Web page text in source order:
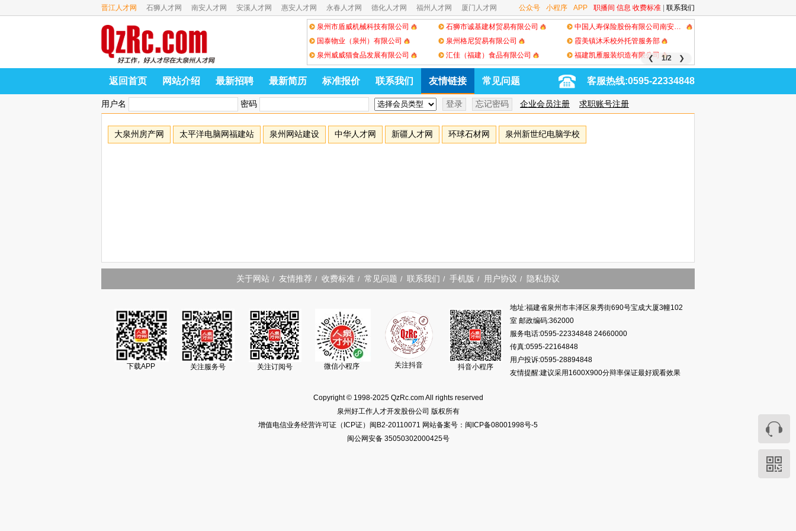
公众号 小程序 APP 职播间 信息 收费标准 联系我们
晋江人才网 石狮人才网 南安人才网 安溪人才网 惠安人才网 永春人才网 德化人才网 福州人才网 厦门人才网
泉州市盾威机械科技有限公司 石狮市诚基建材贸易有限公司
中国人寿保险股份有限公司南安市支公司
国泰物业（泉州）有限公司
泉州格尼贸易有限公司
霞美镇沐禾校外托管服务部
泉州威威猫食品发展有限公司
汇佳（福建）食品有限公司 福建凯雁服装织造有限公司
❮ 1/2 ❯
客服热线:0595-22334848
返回首页 网站介绍 最新招聘 最新简历 标准报价 联系我们 友情链接 常见问题
用户名 密码 企业会员注册 求职账号注册
大泉州房产网 太平洋电脑网福建站 泉州网站建设 中华人才网 新疆人才网 环球石材网 泉州新世纪电脑学校
关于网站 / 友情推荐 / 收费标准 / 常见问题 / 联系我们 / 手机版 / 用户协议 / 隐私协议
下载APP 关注服务号 关注订阅号 微信小程序 关注抖音 抖音小程序
地址:福建省泉州市丰泽区泉秀街690号宝成大厦3幢102
室 邮政编码:362000
服务电话:0595-22334848 24660000
传真:0595-22164848
用户投诉:0595-28894848
友情提醒:建议采用1600X900分辩率保证最好观看效果
Copyright © 1998-2025 QzRc.com All rights reserved
泉州好工作人才开发股份公司 版权所有
增值电信业务经营许可证（ICP证）闽B2-20110071 网站备案号：闽ICP备08001998号-5
闽公网安备 35050302000425号